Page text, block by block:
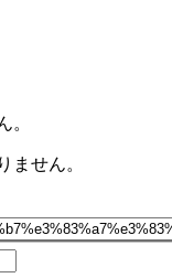
。
ません。